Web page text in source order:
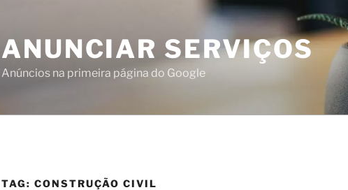
ANUNCIAR SERVIÇOS
Anúncios na primeira página do Google
TAG: CONSTRUÇÃO CIVIL